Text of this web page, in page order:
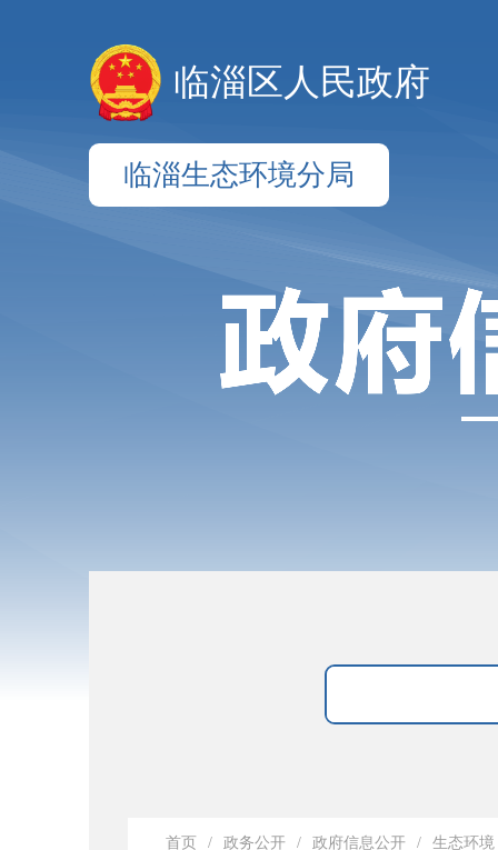
临淄区人民政府
临淄生态环境分局
首页 / 政务公开 / 政府信息公开 / 生态环境